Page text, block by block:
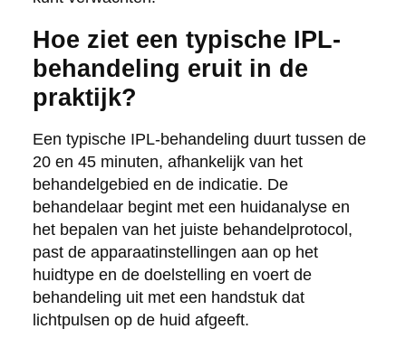
Hoe ziet een typische IPL-
behandeling eruit in de
praktijk?
Een typische IPL-behandeling duurt tussen de
20 en 45 minuten, afhankelijk van het
behandelgebied en de indicatie. De
behandelaar begint met een huidanalyse en
het bepalen van het juiste behandelprotocol,
past de apparaatinstellingen aan op het
huidtype en de doelstelling en voert de
behandeling uit met een handstuk dat
lichtpulsen op de huid afgeeft.